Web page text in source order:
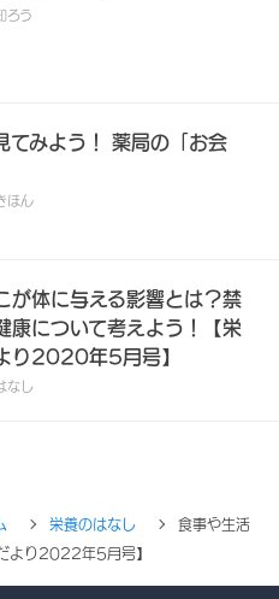
ろう
てみよう！ 薬局の「お会
ほん
が体に与える影響とは？禁
康について考えよう！【栄
り2020年5月号】
なし
栄養のはなし
食事や生活
より2022年5月号】